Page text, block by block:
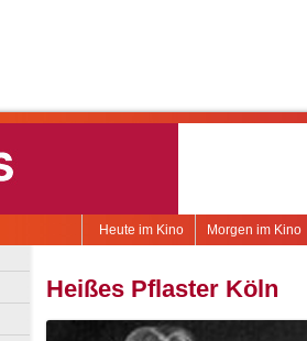
Morgen im Kino
Heute im Kino
Heißes Pflaster Köln